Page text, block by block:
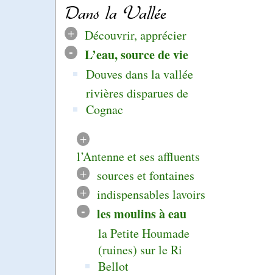
Dans la Vallée
+ Découvrir, apprécier
- L’eau, source de vie
Douves dans la vallée
rivières disparues de
Cognac
+
l’Antenne et ses affluents
+
sources et fontaines
+
indispensables lavoirs
- les moulins à eau
la Petite Houmade
(ruines) sur le Ri
Bellot